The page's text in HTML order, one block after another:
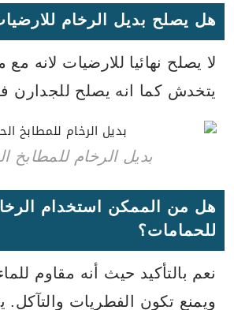
هل يصلح بديل الرخام
لا يصلح نهائيا للارضيات لانه
يتخدش كما انه يصلح للجدارن
بديل الرخام للمطابخ
هل من الممكن استخدام
للحمامات؟
نعم بالتأكيد حيث أنه مقاوم
ويمنع تكون الفطريات والتآكل.